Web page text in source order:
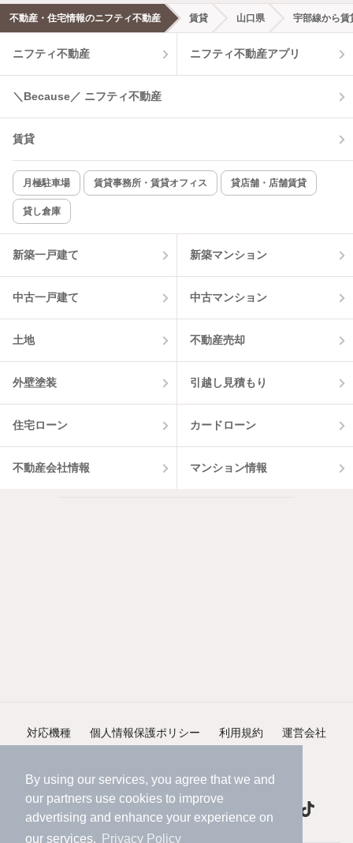
By using our services, you agree that we and
our partners use cookies to improve
advertising and enhance your experience on
our services.
Privacy Policy
不動産・住宅情報のニフティ不動産 賃貸 山口県 宇部線から賃
ニフティ不動産 ニフティ不動産アプリ
＼Because／ ニフティ不動産
賃貸
月極駐車場 賃貸事務所・賃貸オフィス 貸店舗・店舗賃貸
貸し倉庫
新築一戸建て 新築マンション
中古一戸建て 中古マンション
土地 不動産売却
外壁塗装 引越し見積もり
住宅ローン カードローン
不動産会社情報 マンション情報
対応機種 個人情報保護ポリシー 利用規約 運営会社